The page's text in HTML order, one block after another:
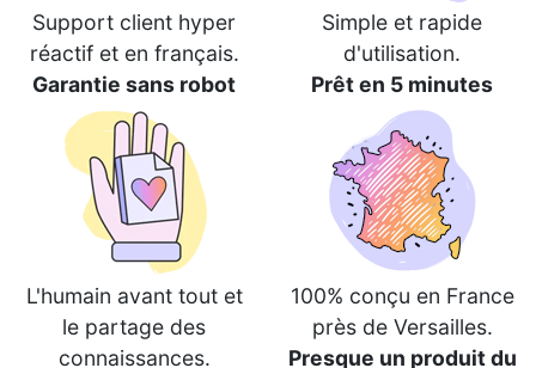
Support client hyper
réactif et en français.
Garantie sans robot
Simple et rapide
d'utilisation.
Prêt en 5 minutes
L'humain avant tout et
le partage des
connaissances.
100% conçu en France
près de Versailles.
Presque un produit du